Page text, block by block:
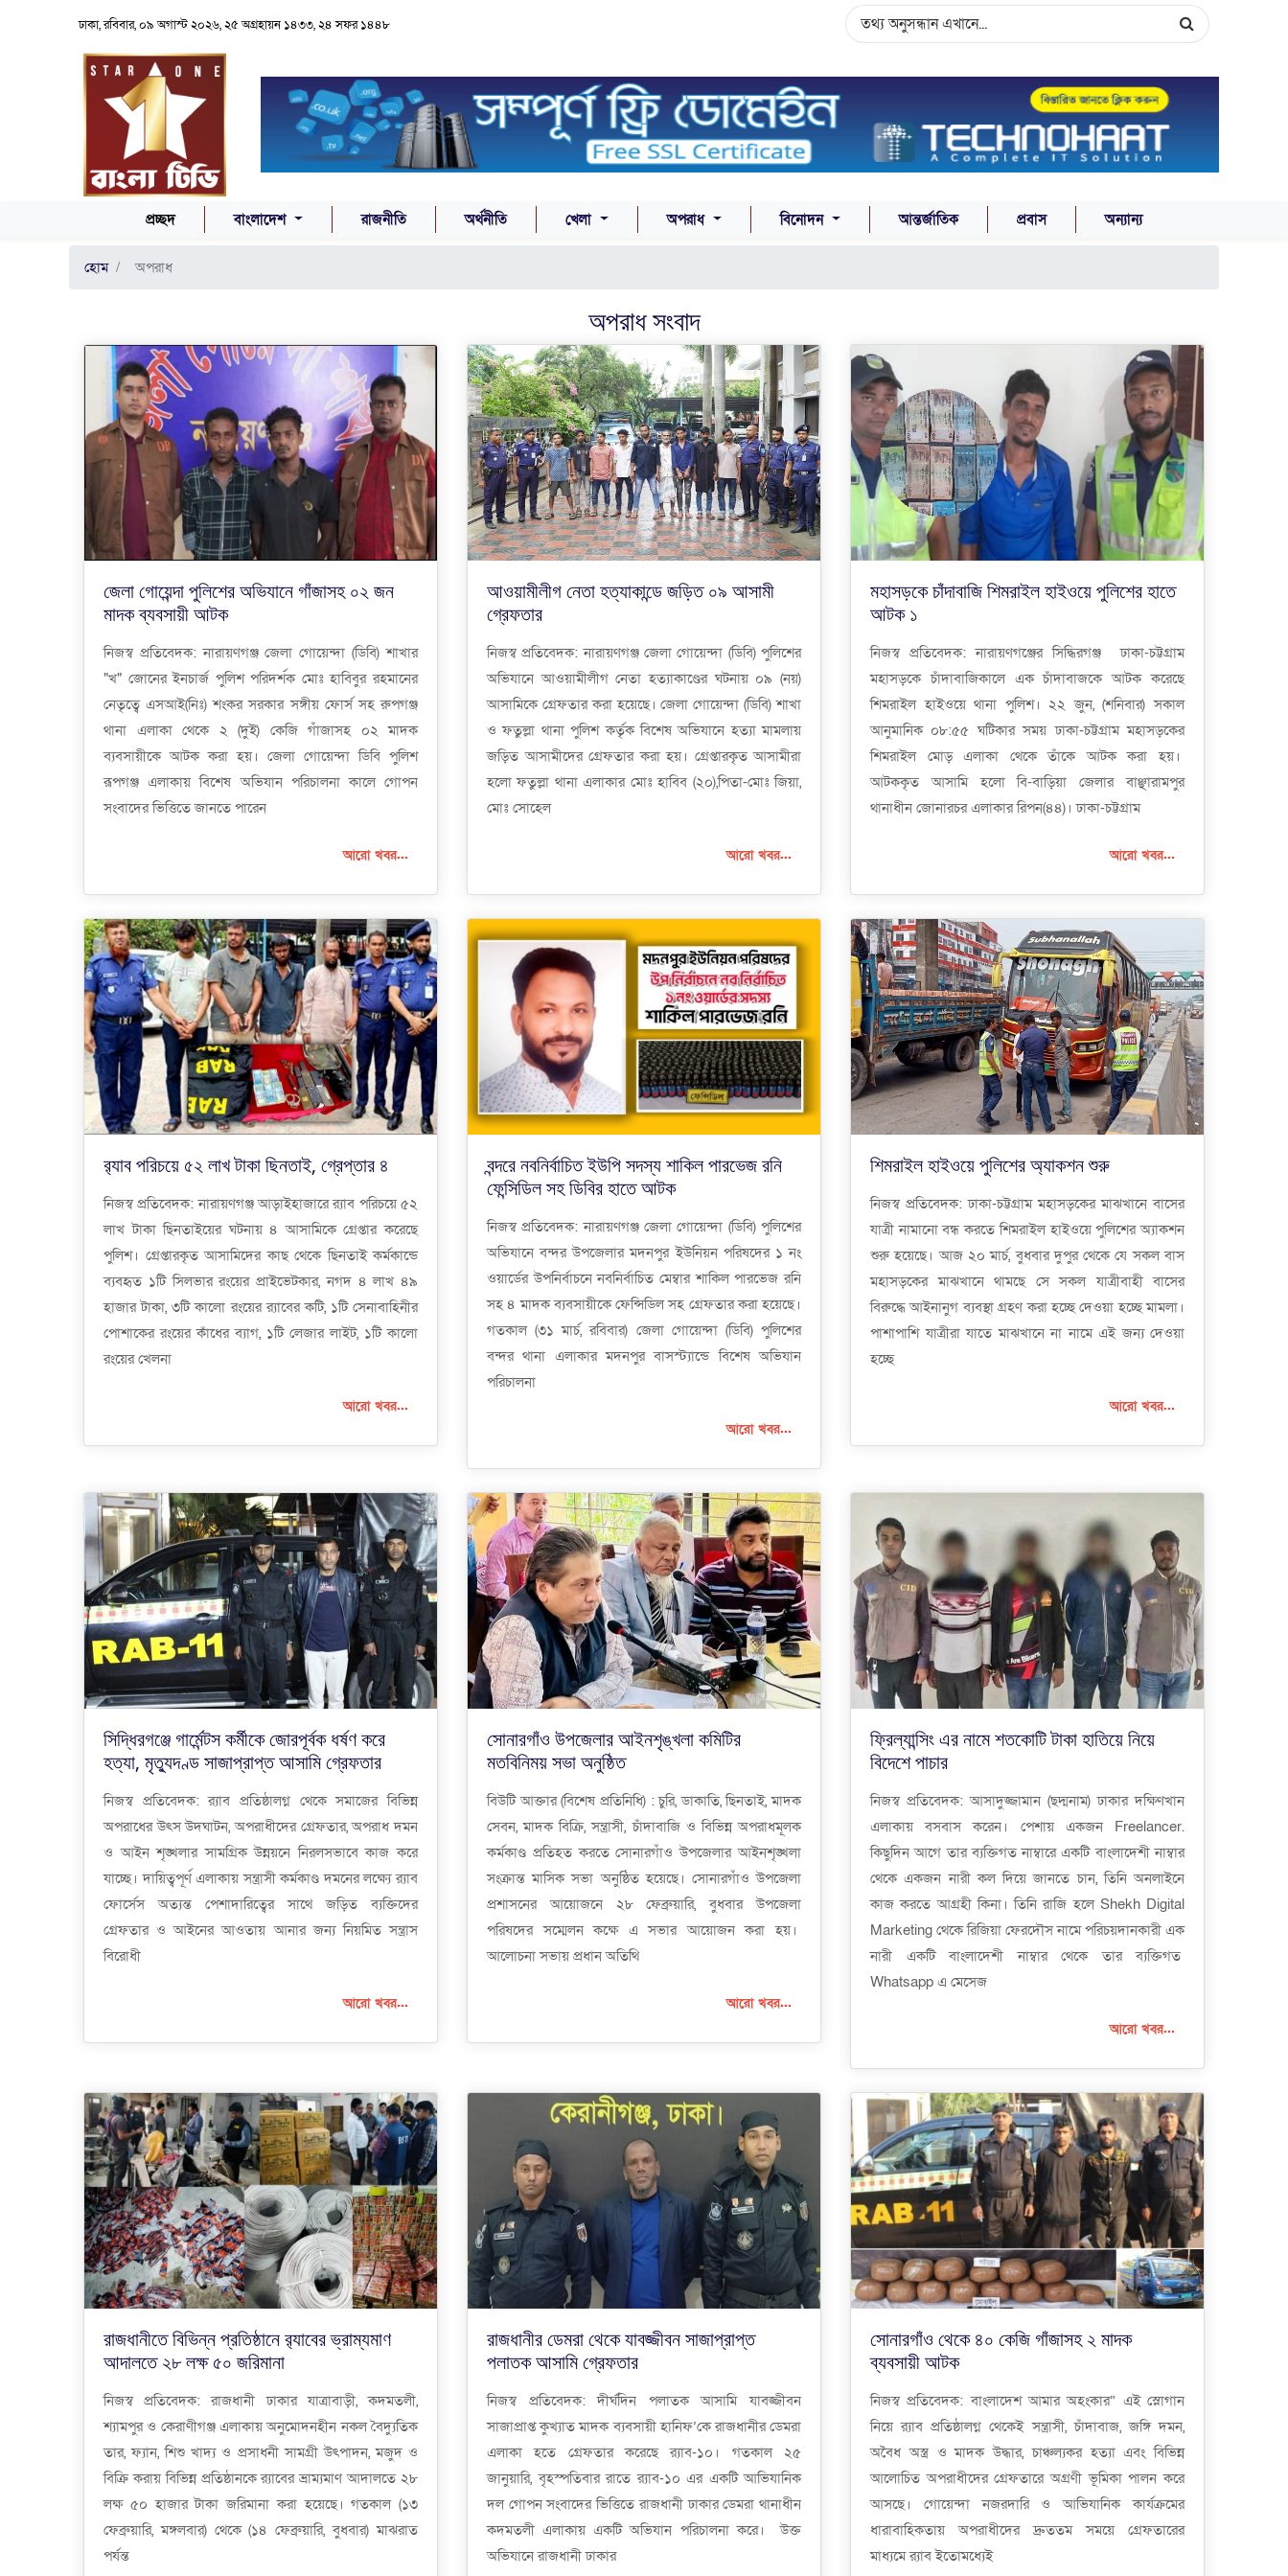
ঢাকা, রবিবার, ০৯ অগাস্ট ২০২৬, ২৫ অগ্রহায়ন ১৪৩৩, ২৪ সফর ১৪৪৮
প্রচ্ছদ(CURRENT)বাংলাদেশ রাজনীতি অর্থনীতি খেলা অপরাধ বিনোদন আন্তর্জাতিক প্রবাস অন্যান্য
হোম অপরাধ
অপরাধসংবাদ
জেলা গোয়েন্দা পুলিশের অভিযানে গাঁজাসহ ০২ জন
মাদক ব্যবসায়ী আটক
নিজস্ব প্রতিবেদক: নারায়ণগঞ্জ জেলা গোয়েন্দা (ডিবি) শাখার
"খ" জোনের ইনচার্জ পুলিশ পরিদর্শক মোঃ হাবিবুর রহমানের
নেতৃত্বে এসআই(নিঃ) শংকর সরকার সঙ্গীয় ফোর্স সহ রুপগঞ্জ
থানা এলাকা থেকে ২ (দুই) কেজি গাঁজাসহ ০২ মাদক
ব্যবসায়ীকে আটক করা হয়। জেলা গোয়েন্দা ডিবি পুলিশ
রূপগঞ্জ এলাকায় বিশেষ অভিযান পরিচালনা কালে গোপন
সংবাদের ভিত্তিতে জানতে পারেন
আরো খবর...
আওয়ামীলীগ নেতা হত্যাকান্ডে জড়িত ০৯ আসামী
গ্রেফতার
নিজস্ব প্রতিবেদক: নারায়ণগঞ্জ জেলা গোয়েন্দা (ডিবি) পুলিশের
অভিযানে আওয়ামীলীগ নেতা হত্যাকাণ্ডের ঘটনায় ০৯ (নয়)
আসামিকে গ্রেফতার করা হয়েছে। জেলা গোয়েন্দা (ডিবি) শাখা
ও ফতুল্লা থানা পুলিশ কর্তৃক বিশেষ অভিযানে হত্যা মামলায়
জড়িত আসামীদের গ্রেফতার করা হয়। গ্রেপ্তারকৃত আসামীরা
হলো ফতুল্লা থানা এলাকার মোঃ হাবিব (২০),পিতা-মোঃ জিয়া,
মোঃ সোহেল
আরো খবর...
মহাসড়কে চাঁদাবাজি শিমরাইল হাইওয়ে পুলিশের হাতে
আটক ১
নিজস্ব প্রতিবেদক: নারায়ণগঞ্জের সিদ্ধিরগঞ্জ ঢাকা-চট্টগ্রাম
মহাসড়কে চাঁদাবাজিকালে এক চাঁদাবাজকে আটক করেছে
শিমরাইল হাইওয়ে থানা পুলিশ। ২২ জুন, (শনিবার) সকাল
আনুমানিক ০৮:৫৫ ঘটিকার সময় ঢাকা-চট্টগ্রাম মহাসড়কের
শিমরাইল মোড় এলাকা থেকে তাঁকে আটক করা হয়।
আটককৃত আসামি হলো বি-বাড়িয়া জেলার বাঞ্ছারামপুর
থানাধীন জোনারচর এলাকার রিপন(৪৪)। ঢাকা-চট্টগ্রাম
আরো খবর...
র‌্যাব পরিচয়ে ৫২ লাখ টাকা ছিনতাই, গ্রেপ্তার ৪
নিজস্ব প্রতিবেদক: নারায়ণগঞ্জ আড়াইহাজারে র‌্যাব পরিচয়ে ৫২
লাখ টাকা ছিনতাইয়ের ঘটনায় ৪ আসামিকে গ্রেপ্তার করেছে
পুলিশ। গ্রেপ্তারকৃত আসামিদের কাছ থেকে ছিনতাই কর্মকান্ডে
ব্যবহৃত ১টি সিলভার রংয়ের প্রাইভেটকার, নগদ ৪ লাখ ৪৯
হাজার টাকা, ৩টি কালো রংয়ের র‌্যাবের কটি, ১টি সেনাবাহিনীর
পোশাকের রংয়ের কাঁধের ব্যাগ, ১টি লেজার লাইট, ১টি কালো
রংয়ের খেলনা
আরো খবর...
বন্দরে নবনির্বাচিত ইউপি সদস্য শাকিল পারভেজ রনি
ফেন্সিডিল সহ ডিবির হাতে আটক
নিজস্ব প্রতিবেদক: নারায়ণগঞ্জ জেলা গোয়েন্দা (ডিবি) পুলিশের
অভিযানে বন্দর উপজেলার মদনপুর ইউনিয়ন পরিষদের ১ নং
ওয়ার্ডের উপনির্বাচনে নবনির্বাচিত মেম্বার শাকিল পারভেজ রনি
সহ ৪ মাদক ব্যবসায়ীকে ফেন্সিডিল সহ গ্রেফতার করা হয়েছে।
গতকাল (৩১ মার্চ, রবিবার) জেলা গোয়েন্দা (ডিবি) পুলিশের
বন্দর থানা এলাকার মদনপুর বাসস্ট্যান্ডে বিশেষ অভিযান
পরিচালনা
আরো খবর...
শিমরাইল হাইওয়ে পুলিশের অ্যাকশন শুরু
নিজস্ব প্রতিবেদক: ঢাকা-চট্টগ্রাম মহাসড়কের মাঝখানে বাসের
যাত্রী নামানো বন্ধ করতে শিমরাইল হাইওয়ে পুলিশের অ্যাকশন
শুরু হয়েছে। আজ ২০ মার্চ, বুধবার দুপুর থেকে যে সকল বাস
মহাসড়কের মাঝখানে থামছে সে সকল যাত্রীবাহী বাসের
বিরুদ্ধে আইনানুগ ব্যবস্থা গ্রহণ করা হচ্ছে দেওয়া হচ্ছে মামলা।
পাশাপাশি যাত্রীরা যাতে মাঝখানে না নামে এই জন্য দেওয়া
হচ্ছে
আরো খবর...
সিদ্ধিরগঞ্জে গার্মেন্টস কর্মীকে জোরপূর্বক ধর্ষণ করে
হত্যা, মৃত্যুদণ্ড সাজাপ্রাপ্ত আসামি গ্রেফতার
নিজস্ব প্রতিবেদক: র‌্যাব প্রতিষ্ঠালগ্ন থেকে সমাজের বিভিন্ন
অপরাধের উৎস উদঘাটন, অপরাধীদের গ্রেফতার, অপরাধ দমন
ও আইন শৃঙ্খলার সামগ্রিক উন্নয়নে নিরলসভাবে কাজ করে
যাচ্ছে। দায়িত্বপূর্ণ এলাকায় সন্ত্রাসী কর্মকাণ্ড দমনের লক্ষ্যে র‌্যাব
ফোর্সেস অত্যন্ত পেশাদারিত্বের সাথে জড়িত ব্যক্তিদের
গ্রেফতার ও আইনের আওতায় আনার জন্য নিয়মিত সন্ত্রাস
বিরোধী
আরো খবর...
সোনারগাঁও উপজেলার আইনশৃঙ্খলা কমিটির
মতবিনিময় সভা অনুষ্ঠিত
বিউটি আক্তার (বিশেষ প্রতিনিধি) : চুরি, ডাকাতি, ছিনতাই, মাদক
সেবন, মাদক বিক্রি, সন্ত্রাসী, চাঁদাবাজি ও বিভিন্ন অপরাধমূলক
কর্মকাণ্ড প্রতিহত করতে সোনারগাঁও উপজেলার আইনশৃঙ্খলা
সংক্রান্ত মাসিক সভা অনুষ্ঠিত হয়েছে। সোনারগাঁও উপজেলা
প্রশাসনের আয়োজনে ২৮ ফেব্রুয়ারি, বুধবার উপজেলা
পরিষদের সম্মেলন কক্ষে এ সভার আয়োজন করা হয়।
আলোচনা সভায় প্রধান অতিথি
আরো খবর...
ফ্রিল্যান্সিং এর নামে শতকোটি টাকা হাতিয়ে নিয়ে
বিদেশে পাচার
নিজস্ব প্রতিবেদক: আসাদুজ্জামান (ছদ্মনাম) ঢাকার দক্ষিণখান
এলাকায় বসবাস করেন। পেশায় একজন Freelancer.
কিছুদিন আগে তার ব্যক্তিগত নাম্বারে একটি বাংলাদেশী নাম্বার
থেকে একজন নারী কল দিয়ে জানতে চান, তিনি অনলাইনে
কাজ করতে আগ্রহী কিনা। তিনি রাজি হলে Shekh Digital
Marketing থেকে রিজিয়া ফেরদৌস নামে পরিচয়দানকারী এক
নারী একটি বাংলাদেশী নাম্বার থেকে তার ব্যক্তিগত
Whatsapp এ মেসেজ
আরো খবর...
রাজধানীতে বিভিন্ন প্রতিষ্ঠানে র‌্যাবের ভ্রাম্যমাণ
আদালতে ২৮ লক্ষ ৫০ জরিমানা
নিজস্ব প্রতিবেদক: রাজধানী ঢাকার যাত্রাবাড়ী, কদমতলী,
শ্যামপুর ও কেরাণীগঞ্জ এলাকায় অনুমোদনহীন নকল বৈদ্যুতিক
তার, ফ্যান, শিশু খাদ্য ও প্রসাধনী সামগ্রী উৎপাদন, মজুদ ও
বিক্রি করায় বিভিন্ন প্রতিষ্ঠানকে র‌্যাবের ভ্রাম্যমাণ আদালতে ২৮
লক্ষ ৫০ হাজার টাকা জরিমানা করা হয়েছে। গতকাল (১৩
ফেব্রুয়ারি, মঙ্গলবার) থেকে (১৪ ফেব্রুয়ারি, বুধবার) মাঝরাত
পর্যন্ত
রাজধানীর ডেমরা থেকে যাবজ্জীবন সাজাপ্রাপ্ত
পলাতক আসামি গ্রেফতার
নিজস্ব প্রতিবেদক: দীর্ঘদিন পলাতক আসামি যাবজ্জীবন
সাজাপ্রাপ্ত কুখ্যাত মাদক ব্যবসায়ী হানিফ’কে রাজধানীর ডেমরা
এলাকা হতে গ্রেফতার করেছে র‌্যাব-১০। গতকাল ২৫
জানুয়ারি, বৃহস্পতিবার রাতে র‌্যাব-১০ এর একটি আভিযানিক
দল গোপন সংবাদের ভিত্তিতে রাজধানী ঢাকার ডেমরা থানাধীন
কদমতলী এলাকায় একটি অভিযান পরিচালনা করে। উক্ত
অভিযানে রাজধানী ঢাকার
সোনারগাঁও থেকে ৪০ কেজি গাঁজাসহ ২ মাদক
ব্যবসায়ী আটক
নিজস্ব প্রতিবেদক: বাংলাদেশ আমার অহংকার” এই স্লোগান
নিয়ে র‌্যাব প্রতিষ্ঠালগ্ন থেকেই সন্ত্রাসী, চাঁদাবাজ, জঙ্গি দমন,
অবৈধ অস্ত্র ও মাদক উদ্ধার, চাঞ্চল্যকর হত্যা এবং বিভিন্ন
আলোচিত অপরাধীদের গ্রেফতারে অগ্রণী ভূমিকা পালন করে
আসছে। গোয়েন্দা নজরদারি ও আভিযানিক কার্যক্রমের
ধারাবাহিকতায় অপরাধীদের দ্রুততম সময়ে গ্রেফতারের
মাধ্যমে র‌্যাব ইতোমধ্যেই